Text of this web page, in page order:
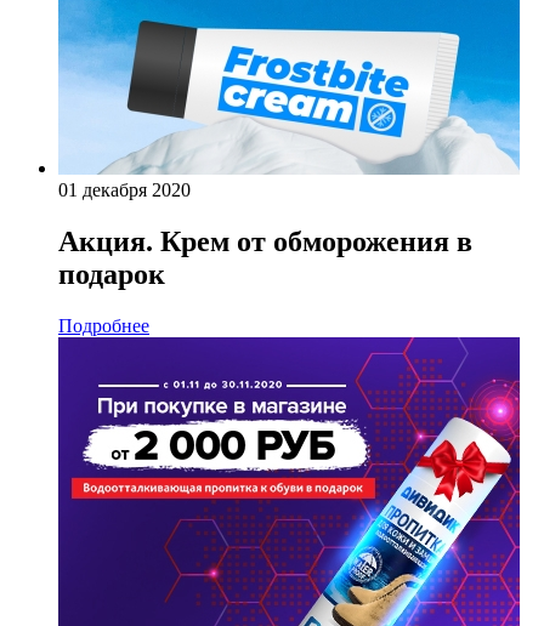
01 декабря 2020
Акция. Крем от обморожения в
подарок
Подробнее